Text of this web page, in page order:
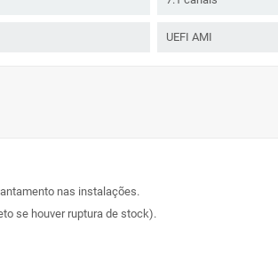
UEFI AMI
nas instalações.
se houver ruptura de stock).